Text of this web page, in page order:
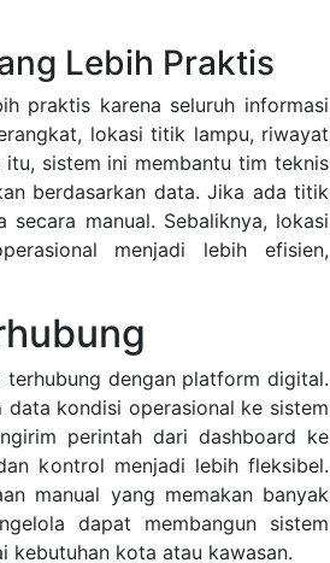
Lebih Praktis
praktis karena seluruh informasi
lokasi titik lampu, riwayat
sistem ini membantu tim teknis
berdasarkan data. Jika ada titik
manual. Sebaliknya, lokasi
menjadi lebih efisien,
dengan platform digital.
kondisi operasional ke sistem
perintah dari dashboard ke
kontrol menjadi lebih fleksibel.
manual yang memakan banyak
dapat membangun sistem
kebutuhan kota atau kawasan.